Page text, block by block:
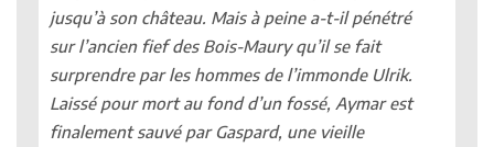
jusqu’à son château. Mais à peine a-t-il pénétré
sur l’ancien fief des Bois-Maury qu’il se fait
surprendre par les hommes de l’immonde Ulrik.
Laissé pour mort au fond d’un fossé, Aymar est
finalement sauvé par Gaspard, une vieille